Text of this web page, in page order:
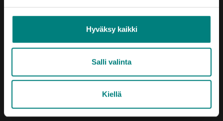
Hyväksy kaikki
Salli valinta
Kiellä
Oikotie
SIJOITU SATAKUNTAAN